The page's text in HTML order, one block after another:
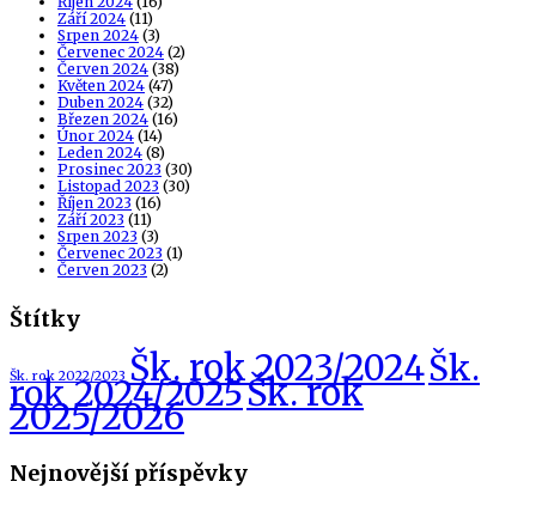
Září 2024 (11)
Srpen 2024 (3)
Červenec 2024 (2)
Červen 2024 (38)
Květen 2024 (47)
Duben 2024 (32)
Březen 2024 (16)
Únor 2024 (14)
Leden 2024 (8)
Prosinec 2023 (30)
Listopad 2023 (30)
Říjen 2023 (16)
Září 2023 (11)
Srpen 2023 (3)
Červenec 2023 (1)
Červen 2023 (2)
Štítky
Šk. rok 2022/2023 Šk. rok 2023/2024Šk.
rok 2024/2025Šk. rok
2025/2026
Nejnovější příspěvky